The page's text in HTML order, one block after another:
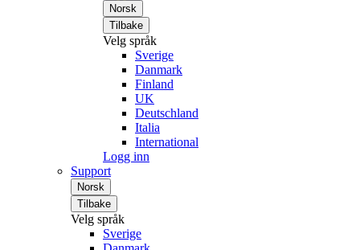
Norsk
Tilbake
Velg språk
Sverige
Danmark
Finland
UK
Deutschland
Italia
International
Logg inn
Support
Norsk
Tilbake
Velg språk
Sverige